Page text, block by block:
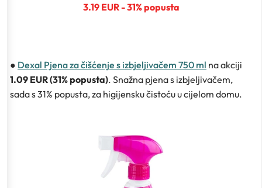
3.19 EUR - 31% popusta
● Dexal Pjena za čišćenje s izbjeljivačem 750 ml na akciji
1.09 EUR (31% popusta). Snažna pjena s izbjeljivačem,
sada s 31% popusta, za higijensku čistoću u cijelom domu.